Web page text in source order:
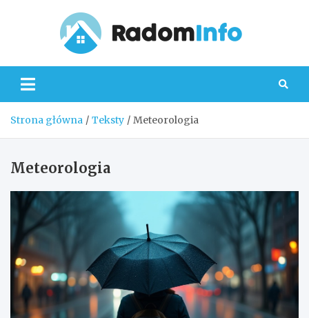
Strona główna Teksty Meteorologia
Meteorologia